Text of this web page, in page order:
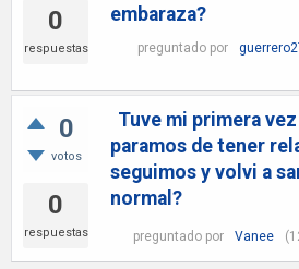
0
respuestas
embaraza?
preguntado por
0
votos
0
respuestas
Tuve mi primera
paramos de tener
seguimos y volvi a
normal?
preguntado por Vanee (